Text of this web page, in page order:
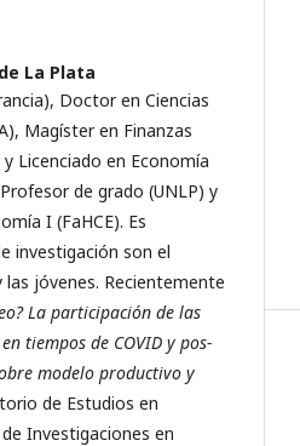
La Plata
Doctor en Ciencias
Magíster en Finanzas
Licenciado en Economía
de grado (UNLP) y
I (FaHCE). Es
investigación son el
jóvenes. Recientemente
La participación de las
tiempos de COVID y pos-
modelo productivo y
de Estudios en
Investigaciones en